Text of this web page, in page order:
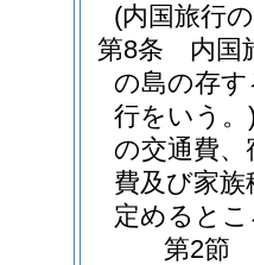
(内国旅行
第8条
内国
の島の存
行をいう。
の交通費、
費及び家
定めると
第2節